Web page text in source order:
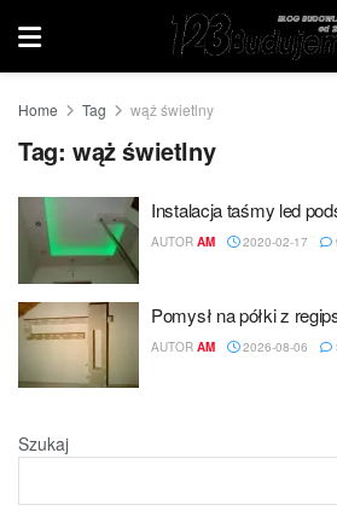
Home Tag wąż świetlny
Tag: wąż świetlny
Instalacja taśmy led
AUTOR AM 2020-02-17
Pomysł na półki z
AUTOR AM 2026-08-06
Szukaj